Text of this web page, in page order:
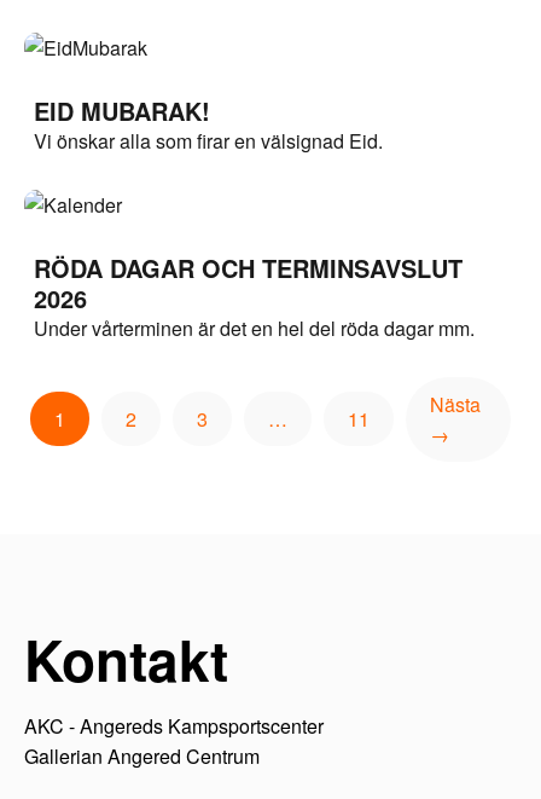
EID MUBARAK!
Vi önskar alla som firar en välsignad Eid.
RÖDA DAGAR OCH TERMINSAVSLUT
2026
Under vårterminen är det en hel del röda dagar mm.
1 2 3 … 11
Nästa
→
Kontakt
AKC - Angereds Kampsportscenter
Gallerian Angered Centrum